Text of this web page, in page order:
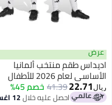
عرض
اديداس طقم منتخب ألمانيا
الأساسي لعام 2026 للأطفال
ريال22.71
41.39خصم 45%
احصل عليه خلال12 اغسطس